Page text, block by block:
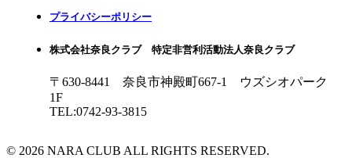
プライバシーポリシー
株式会社奈良クラブ 特定非営利活動法人奈良クラブ
〒630-8441 奈良市神殿町667-1
ウズシオパーク
1F
TEL:0742-93-3815
© 2026 NARA CLUB ALL RIGHTS RESERVED.